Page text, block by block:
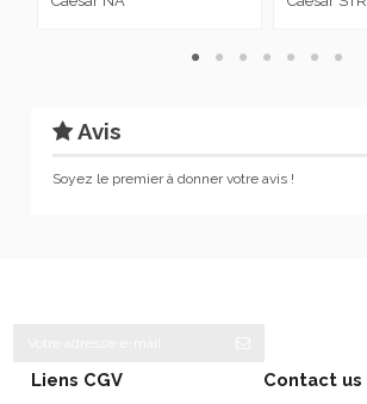
Avis
Soyez le premier à donner votre avis !
Liens CGV Contact us